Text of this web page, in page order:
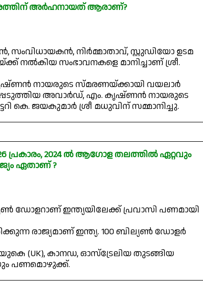
അർഹനായത് ആരാണ്?
സംവിധായകൻ, നിർമ്മാതാവ്, സ്റ്റുഡിയോ ഉടമ
നൽകിയ സംഭാവനകളെ മാനിച്ചാണ് ശ്രീ.
നായരുടെ സ്മരണയ്ക്കായി വയലാർ
അവാർഡ്, എം. കൃഷ്ണൻ നായരുടെ
കെ. ജയകുമാർ ശ്രീ മധുവിന് സമ്മാനിച്ചു.
പ്രകാരം, 2024 ൽ ആഗോള തലത്തിൽ ഏറ്റവും
ഏതാണ് ?
ഡോളറാണ് ഇന്ത്യയിലേക്ക് പ്രവാസി പണമായി
രാജ്യമാണ് ഇന്ത്യ. 100 ബില്യൺ ഡോളർ
(UK), കാനഡ, ഓസ്‌ട്രേലിയ തുടങ്ങിയ
പണമൊഴുക്ക്.